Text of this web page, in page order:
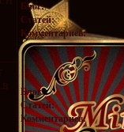
Блог::
Статей:
Комментариев:
Блог::
Статей:
Комментариев: